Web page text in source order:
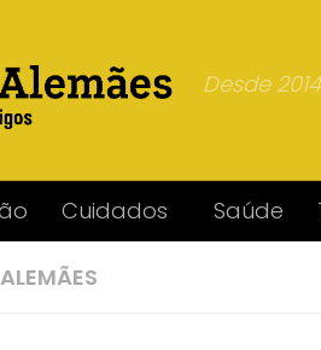
Desde
Cuidados Saúde